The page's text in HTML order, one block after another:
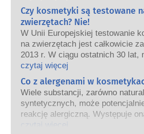
niektóre właściwości naszych
Tylko dlatego, że coś może
hormon, nie oznacza to, że zakłóci
prawidłowe funkcjonowanie
hormonalnego.
Wiele substancji, w tym te
naśladuje hormony. Bardzo
substancji jednak, a są to głównie
silnym działaniu, ma
powodujące zaburzenia układu
Rygorystyczne oceny
produktów przeprowadzane przez
Czy kosmetyki są testowane
zwierzętach? Nie!
W Unii Europejskiej testowanie
na zwierzętach jest całkowicie
2013 r. W ciągu ostatnich 30 lat,
przed wprowadzeniem zakazu,
kosmetyczny inwestował w
tak aby stworzyć pionierskie
testowania na zwierzętach w
bezpieczeństwa składników i
kosmetycznych.
czytaj więcej
Co z alergenami w
Wiele substancji, zarówno
syntetycznych, może
reakcję alergiczną. Występuje
układ odpornościowy danej
czytaj więcej